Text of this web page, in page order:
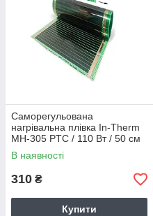
Саморегульована
нагрівальна плівка In-Therm
MH-305 PTC / 110 Вт / 50 см
В наявності
310 ₴
Купити